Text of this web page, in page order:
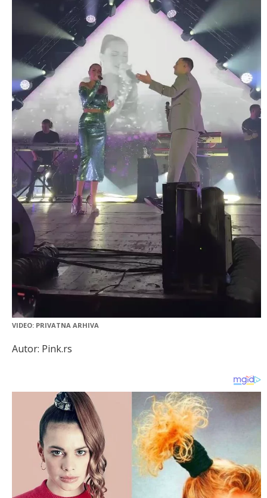
VIDEO: PRIVATNA ARHIVA
Autor: Pink.rs